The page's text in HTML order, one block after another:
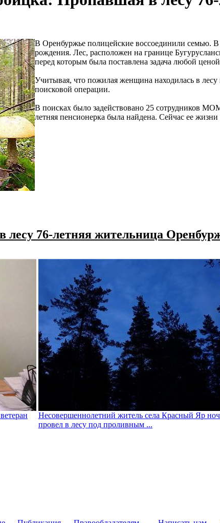
В Оренбуржье полицейские воссоединили семью. В
рождения. Лес, расположен на границе
перед которым была поставлена задача любой
Учитывая, что пожилая женщина находилась в лесу
поисковой операции.
В поисках было задействовано 25 сотрудников
летняя пенсионерка была найдена. Сейчас ее жизни
лесу 76-летняя жительница
Несовершеннолетний житель села Красный Яр
провел в лесу под проливным ...